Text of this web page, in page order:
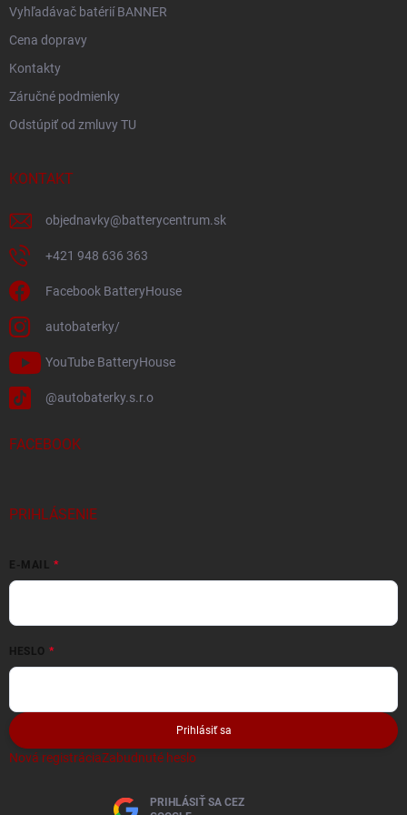
Vyhľadávač batérií BANNER
Cena dopravy
Kontakty
Záručné podmienky
Odstúpiť od zmluvy TU
KONTAKT
objednavky@batterycentrum.sk
+421 948 636 363
Facebook BatteryHouse
autobaterky/
YouTube BatteryHouse
@autobaterky.s.r.o
FACEBOOK
PRIHLÁSENIE
E-MAIL
HESLO
Prihlásiť sa
Nová registráciaZabudnuté heslo
PRIHLÁSIŤ SA CEZ